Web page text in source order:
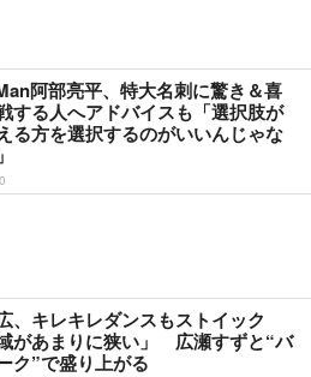
阿部亮平、特大名刺に驚き＆喜
る人へアドバイスも「選択肢が
る方を選択するのがいいんじゃな
、キレキレダンスもストイック
域があまりに狭い」 広瀬すずと“バ
ク”で盛り上がる